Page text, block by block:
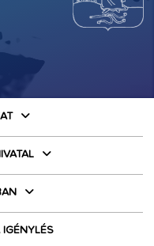
IGÉNYLÉS